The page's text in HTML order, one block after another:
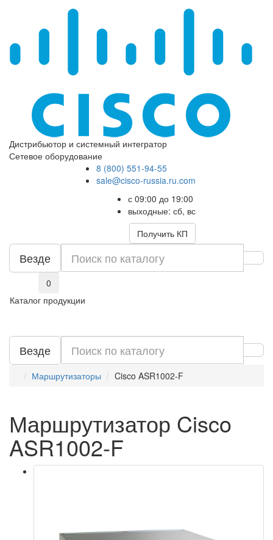
Дистрибьютор и системный интегратор
Сетевое оборудование
8 (800) 551-94-55
sale@cisco-russia.ru.com
с 09:00 до 19:00
выходные: сб, вс
Получить КП
Везде
0
Каталог продукции
Везде
Маршрутизаторы Cisco ASR1002-F
Маршрутизатор Cisco
ASR1002-F